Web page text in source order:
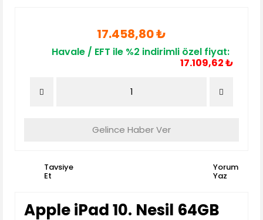
17.458,80 ₺
Havale / EFT ile %2 indirimli özel fiyat:
17.109,62 ₺
Gelince Haber Ver
Tavsiye
Et
Yorum
Yaz
Apple iPad 10. Nesil 64GB